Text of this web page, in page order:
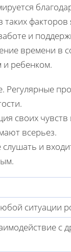
факторов
и
времени в
и ребенком.
своих
всерьез.
и
ситуации
с